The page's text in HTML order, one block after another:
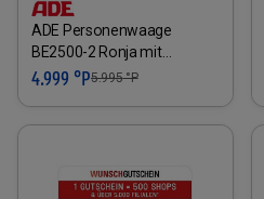
ADE Personenwaage
BE2500-2 Ronja mit
externem Display
4.999 °P5.995°P